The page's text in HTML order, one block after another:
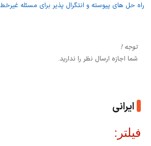
راه حل های پیوسته و انتگرال پذیر برای مسئله
توجه !
شما اجازه ارسال نظر را ندارید.
ایرانی
فیلتر: